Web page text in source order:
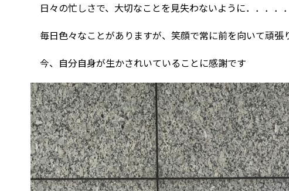
日々の忙しさで、大切なことを見失わないように．．．．．
毎日色々なことがありますが、笑顔で常に前を向いて頑張
今、自分自身が生かされいていることに感謝です